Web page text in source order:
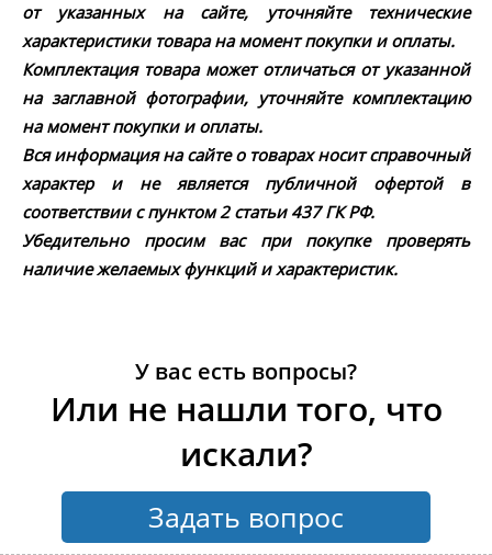
от указанных на сайте, уточняйте технические
характеристики товара на момент покупки и оплаты.
Комплектация товара может отличаться от указанной
на заглавной фотографии, уточняйте комплектацию
на момент покупки и оплаты.
Вся информация на сайте о товарах носит справочный
характер и не является публичной офертой в
соответствии с пунктом 2 статьи 437 ГК РФ.
Убедительно просим вас при покупке проверять
наличие желаемых функций и характеристик.
У вас есть вопросы?
Или не нашли того, что
искали?
Задать вопрос